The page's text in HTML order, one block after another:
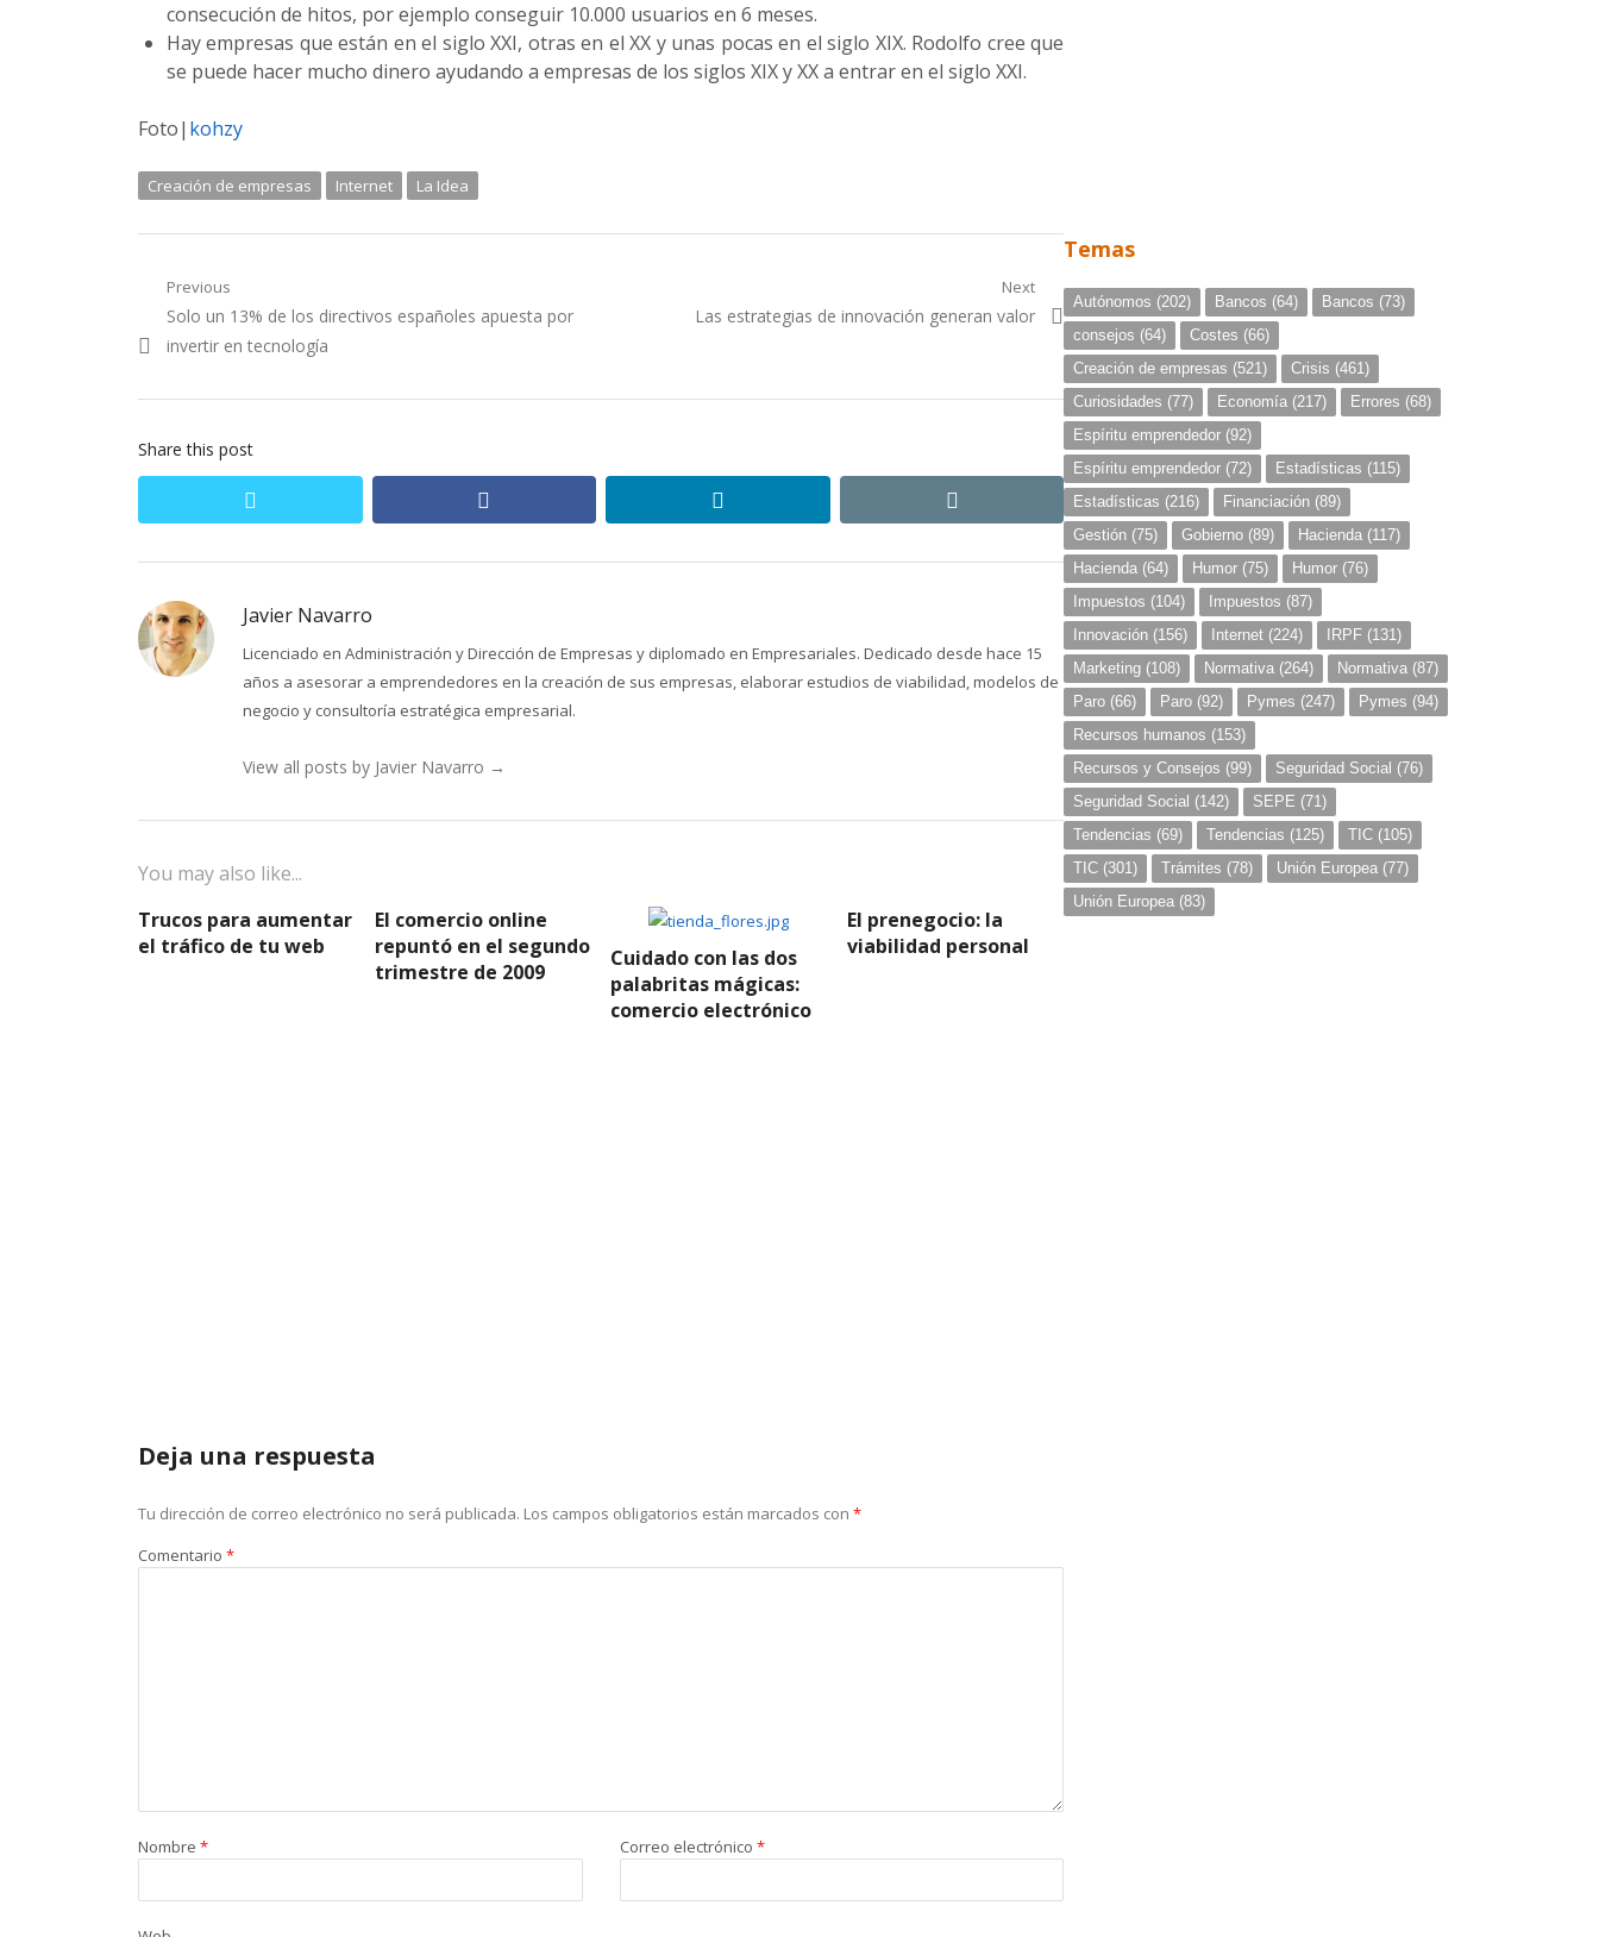
consecución de hitos, por ejemplo conseguir 10.000 usuarios en 6 meses.
Hay empresas que están en el siglo XXI, otras en el XX y unas pocas en el siglo XIX. Rodolfo cree que
se puede hacer mucho dinero ayudando a empresas de los siglos XIX y XX a entrar en el siglo XXI.
Foto| kohzy
Creación de empresas Internet La Idea
Navegación
de
Previous
Previous
post:
Solo un 13% de los directivos españoles apuesta por
invertir en tecnología
Next
Next
Las estrategias de innovación generan valor
Share this post
linkedin
Javier Navarro
Licenciado en Administración y Dirección de Empresas y diplomado en Empresariales. Dedicado desde hace 15
años a asesorar a emprendedores en la creación de sus empresas, elaborar estudios de viabilidad, modelos de
negocio y consultoría estratégica empresarial.
View all posts by Javier Navarro →
You may also like...
Trucos para aumentar
el tráfico de tu web
El comercio online
repuntó en el segundo
trimestre de 2009
Cuidado con las dos
palabritas mágicas:
comercio electrónico
El prenegocio: la
viabilidad personal
Deja una respuesta
Tu dirección de correo electrónico no será publicada. Los campos obligatorios están marcados con *
Comentario *
Nombre * Correo electrónico *
Temas
Autónomos (202) Bancos (64) Bancos (73)
consejos (64) Costes (66)
Creación de empresas (521) Crisis (461)
Curiosidades (77) Economía (217) Errores (68)
Espíritu emprendedor (92)
Espíritu emprendedor (72) Estadísticas (115)
Estadísticas (216) Financiación (89)
Gestión (75) Gobierno (89) Hacienda (117)
Hacienda (64) Humor (75) Humor (76)
Impuestos (104) Impuestos (87)
Innovación (156) Internet (224) IRPF (131)
Marketing (108) Normativa (264) Normativa (87)
Paro (66) Paro (92) Pymes (247) Pymes (94)
Recursos humanos (153)
Recursos y Consejos (99) Seguridad Social (76)
Seguridad Social (142) SEPE (71)
Tendencias (69) Tendencias (125) TIC (105)
TIC (301) Trámites (78) Unión Europea (77)
Unión Europea (83)